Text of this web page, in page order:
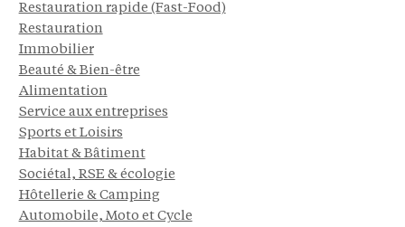
Restauration rapide (Fast-Food)
Restauration
Immobilier
Beauté & Bien-être
Alimentation
Service aux entreprises
Sports et Loisirs
Habitat & Bâtiment
Sociétal, RSE & écologie
Hôtellerie & Camping
Automobile, Moto et Cycle